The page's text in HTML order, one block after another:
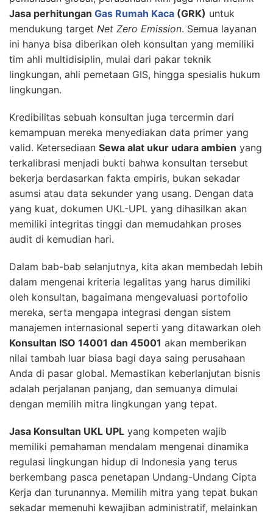
Jasa perhitungan Gas Rumah Kaca (GRK) untuk
mendukung target Net Zero Emission. Semua layanan
ini hanya bisa diberikan oleh konsultan yang memiliki
tim ahli multidisiplin, mulai dari pakar teknik
lingkungan, ahli pemetaan GIS, hingga spesialis hukum
lingkungan.
Kredibilitas sebuah konsultan juga tercermin dari
kemampuan mereka menyediakan data primer yang
valid. Ketersediaan Sewa alat ukur udara ambien yang
terkalibrasi menjadi bukti bahwa konsultan tersebut
bekerja berdasarkan fakta empiris, bukan sekadar
asumsi atau data sekunder yang usang. Dengan data
yang kuat, dokumen UKL-UPL yang dihasilkan akan
memiliki integritas tinggi dan memudahkan proses
audit di kemudian hari.
Dalam bab-bab selanjutnya, kita akan membedah lebih
dalam mengenai kriteria legalitas yang harus dimiliki
oleh konsultan, bagaimana mengevaluasi portofolio
mereka, serta mengapa integrasi dengan sistem
manajemen internasional seperti yang ditawarkan oleh
Konsultan ISO 14001 dan 45001 akan memberikan
nilai tambah luar biasa bagi daya saing perusahaan
Anda di pasar global. Memastikan keberlanjutan bisnis
adalah perjalanan panjang, dan semuanya dimulai
dengan memilih mitra lingkungan yang tepat.
Jasa Konsultan UKL UPL yang kompeten wajib
memiliki pemahaman mendalam mengenai dinamika
regulasi lingkungan hidup di Indonesia yang terus
berkembang pasca penetapan Undang-Undang Cipta
Kerja dan turunannya. Memilih mitra yang tepat bukan
sekadar memenuhi kewajiban administratif, melainkan